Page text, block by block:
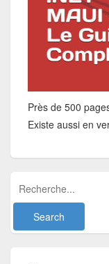
Près de 500
Existe aussi en